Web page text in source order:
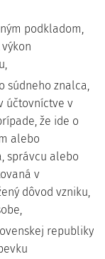
podkladom,
súdneho znalca,
účtovníctve v
že ide o
alebo
správcu alebo
v
dôvod vzniku,
republiky